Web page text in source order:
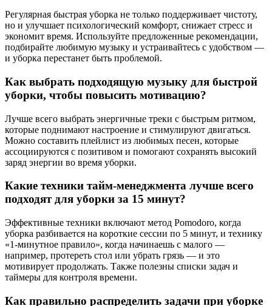
Регулярная быстрая уборка не только поддерживает чистоту,
но и улучшает психологический комфорт, снижает стресс и
экономит время. Используйте предложенные рекомендации,
подбирайте любимую музыку и устраивайтесь с удобством —
и уборка перестанет быть проблемой.
Как выбрать подходящую музыку для быстрой
уборки, чтобы повысить мотивацию?
Лучше всего выбрать энергичные треки с быстрым ритмом,
которые поднимают настроение и стимулируют двигаться.
Можно составить плейлист из любимых песен, которые
ассоциируются с позитивом и помогают сохранять высокий
заряд энергии во время уборки.
Какие техники тайм-менеджмента лучше всего
подходят для уборки за 15 минут?
Эффективные техники включают метод Pomodoro, когда
уборка разбивается на короткие сессии по 5 минут, и технику
«1-минутное правило», когда начинаешь с малого —
например, протереть стол или убрать грязь — и это
мотивирует продолжать. Также полезны списки задач и
таймеры для контроля времени.
Как правильно распределить задачи при уборке